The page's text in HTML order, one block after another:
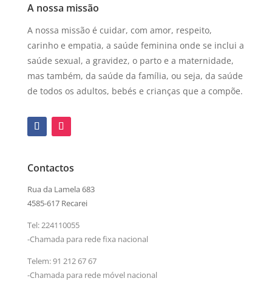
A nossa missão
A nossa missão é cuidar, com amor, respeito,
carinho e empatia, a saúde feminina onde se inclui a
saúde sexual, a gravidez, o parto e a maternidade,
mas também, da saúde da família, ou seja, da saúde
de todos os adultos, bebés e crianças que a compõe.
Contactos
Rua da Lamela 683
4585-617 Recarei
Tel:224110055
-Chamada para rede fixa nacional
Telem:91 212 67 67
-Chamada para rede móvel nacional